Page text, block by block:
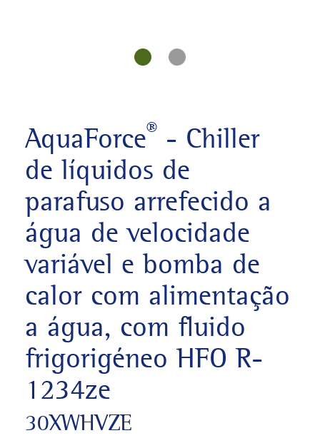
AquaForce® - Chiller
de líquidos de
parafuso arrefecido a
água de velocidade
variável e bomba de
calor com alimentação
a água, com fluido
frigorigéneo HFO R-
1234ze
30XWHVZE